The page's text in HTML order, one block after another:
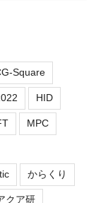
Square
HID
MPC
からくり
クア研